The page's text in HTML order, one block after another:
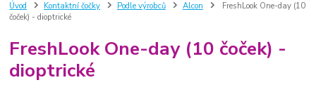
Úvod Kontaktní čočky Podle výrobců Alcon
FreshLook One-day (10
čoček) - dioptrické
FreshLook One-day (10 čoček) -
dioptrické